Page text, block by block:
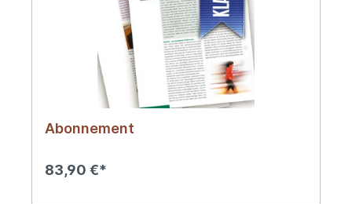
Abonnement
83,90 €*